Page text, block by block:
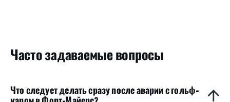
Часто задаваемые вопросы
Что следует делать сразу после аварии с гольф-